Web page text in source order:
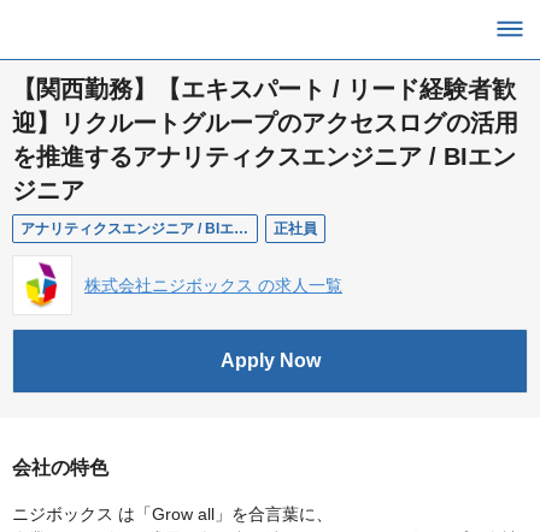
【関西勤務】【エキスパート / リード経験者歓
迎】リクルートグループのアクセスログの活用
を推進するアナリティクスエンジニア / BIエン
ジニア
アナリティクスエンジニア / BIエンジニア 正社員
株式会社ニジボックス の求人一覧
Apply Now
会社の特色
ニジボックス は「Grow all」を合言葉に、